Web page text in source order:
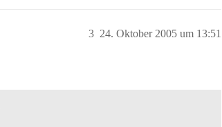
24. Oktober 2005 um 13:51
3